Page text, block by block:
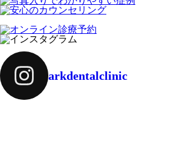
arkdentalclinic